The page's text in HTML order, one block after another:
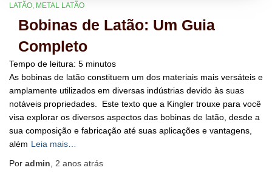
LATÃO METAL LATÃO
Bobinas de Latão: Um Guia
Completo
Tempo de leitura: 5 minutos
As bobinas de latão constituem um dos materiais mais versáteis e
amplamente utilizados em diversas indústrias devido às suas
notáveis propriedades. Este texto que a Kingler trouxe para você
visa explorar os diversos aspectos das bobinas de latão, desde a
sua composição e fabricação até suas aplicações e vantagens,
além Leia mais…
Por admin 2 anos atrás